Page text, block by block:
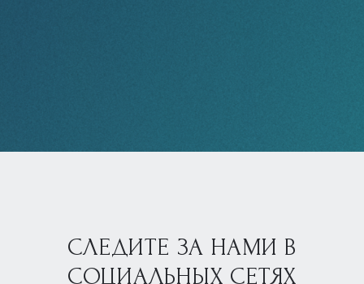
СЛЕДИТЕ ЗА НАМИ В
СОЦИАЛЬНЫХ СЕТЯХ